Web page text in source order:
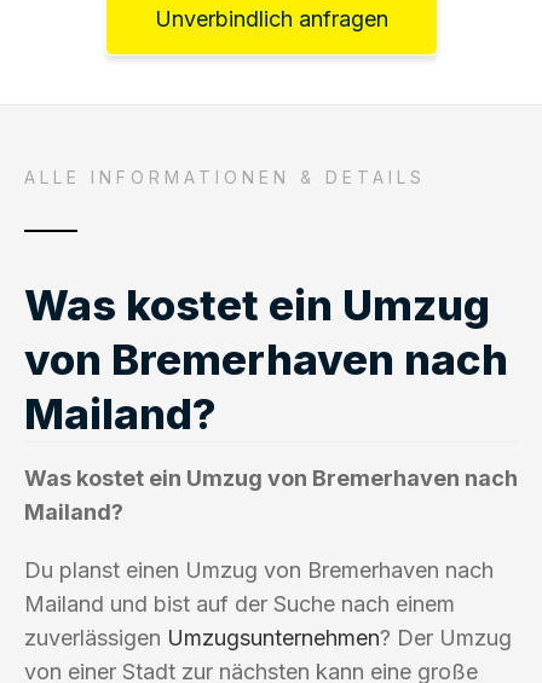
Unverbindlich anfragen
ALLE INFORMATIONEN & DETAILS
Was kostet ein Umzug
von Bremerhaven nach
Mailand?
Was kostet ein Umzug von Bremerhaven nach
Mailand?
Du planst einen Umzug von Bremerhaven nach
Mailand und bist auf der Suche nach einem
zuverlässigen Umzugsunternehmen? Der Umzug
von einer Stadt zur nächsten kann eine große